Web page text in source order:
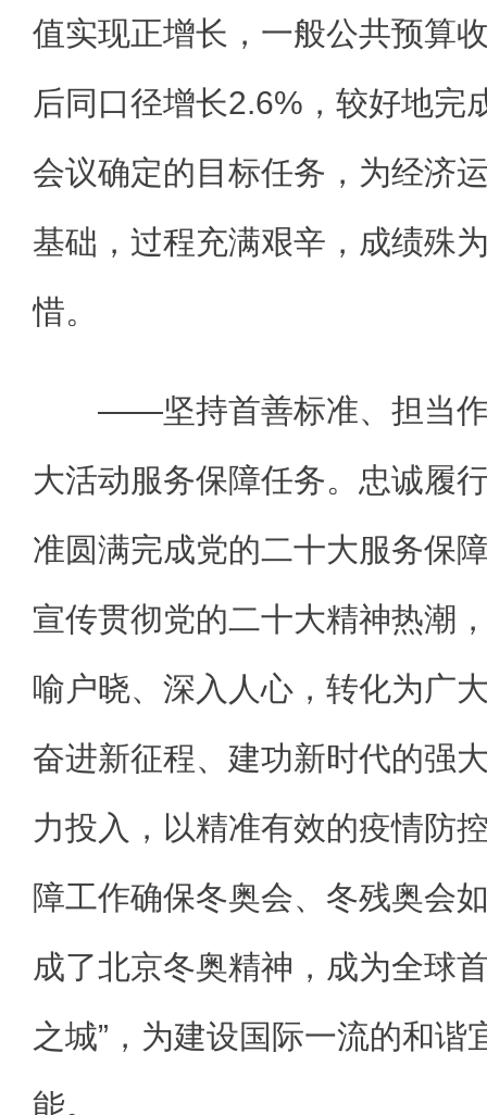
值实现正增长，一般公共预算
后同口径增长2.6%，较好地完
会议确定的目标任务，为经济
基础，过程充满艰辛，成绩殊
惜。
——坚持首善标准、担当作
大活动服务保障任务。忠诚履
准圆满完成党的二十大服务保
宣传贯彻党的二十大精神热潮
喻户晓、深入人心，转化为广
奋进新征程、建功新时代的强
力投入，以精准有效的疫情防
障工作确保冬奥会、冬残奥会
成了北京冬奥精神，成为全球
之城”，为建设国际一流的和谐
能。